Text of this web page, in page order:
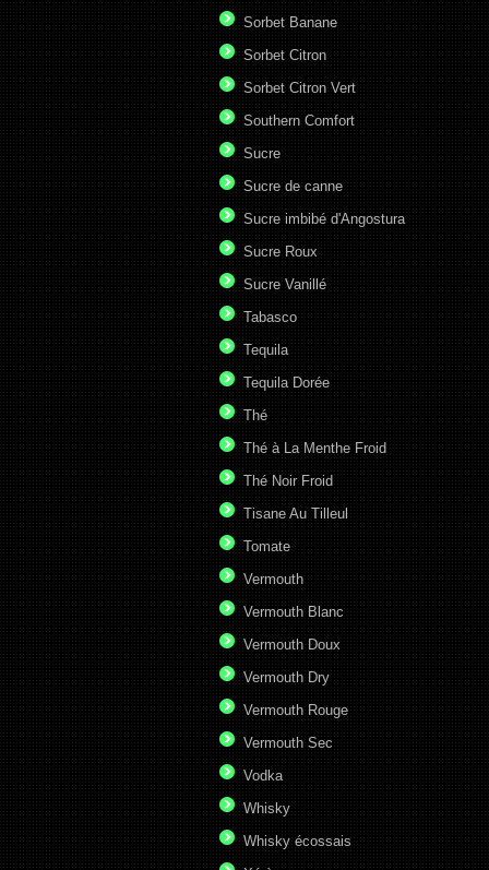
Sorbet Banane
Sorbet Citron
Sorbet Citron Vert
Southern Comfort
Sucre
Sucre de canne
Sucre imbibé d'Angostura
Sucre Roux
Sucre Vanillé
Tabasco
Tequila
Tequila Dorée
Thé
Thé à La Menthe Froid
Thé Noir Froid
Tisane Au Tilleul
Tomate
Vermouth
Vermouth Blanc
Vermouth Doux
Vermouth Dry
Vermouth Rouge
Vermouth Sec
Vodka
Whisky
Whisky écossais